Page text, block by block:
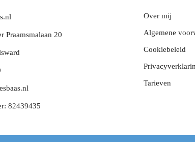
Praamsmalaan 20
82439435
Over mij
Algemene
Cookiebeleid
Tarieven